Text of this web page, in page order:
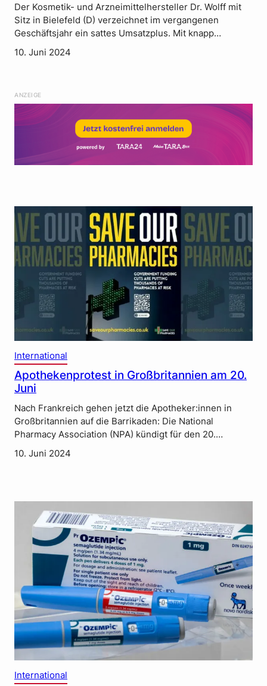
Der Kosmetik- und Arzneimittelhersteller Dr. Wolff mit
Sitz in Bielefeld (D) verzeichnet im vergangenen
Geschäftsjahr ein sattes Umsatzplus. Mit knapp…
10. Juni 2024
ANZEIGE
International
Apothekenprotest in Großbritannien am 20.
Juni
Nach Frankreich gehen jetzt die Apotheker:innen in
Großbritannien auf die Barrikaden: Die National
Pharmacy Association (NPA) kündigt für den 20.…
10. Juni 2024
International